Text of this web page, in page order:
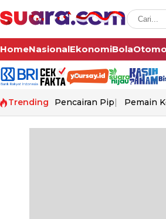
HomeNasionalEkonomiBola
Trending Pencairan Pip Pemain